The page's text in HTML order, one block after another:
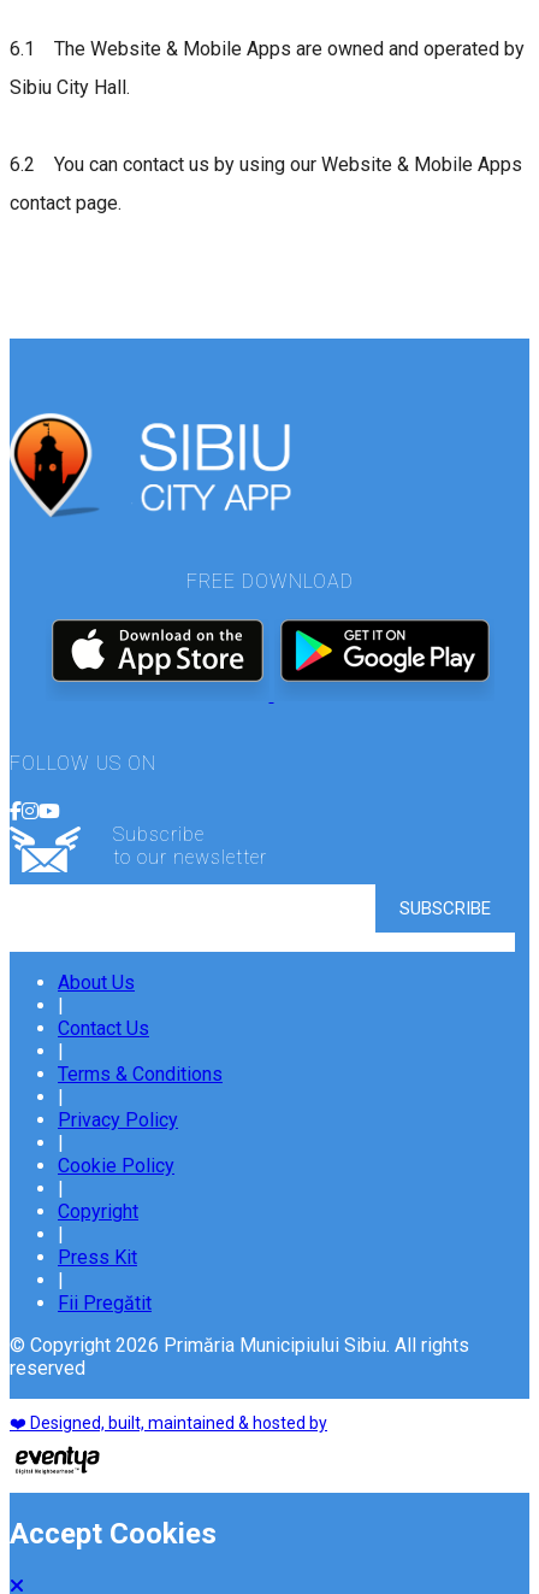
6.1 The Website & Mobile Apps are owned and operated by
Sibiu City Hall.
6.2 You can contact us by using our Website & Mobile Apps
contact page.
FREE DOWNLOAD
FOLLOW US ON
Subscribe
to our newsletter
About Us
|
Contact Us
|
Terms & Conditions
|
Privacy Policy
|
Cookie Policy
|
Copyright
|
Press Kit
|
Fii Pregătit
© Copyright 2026 Primăria Municipiului Sibiu. All rights
reserved
❤️ Designed, built, maintained & hosted by
Accept Cookies